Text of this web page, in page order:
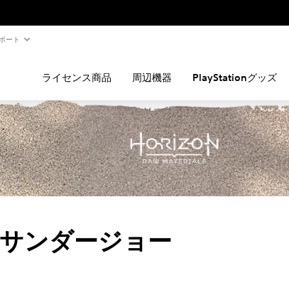
ート
ライセンス商品 周辺機器 PlayStationグッズ
ンダージョー